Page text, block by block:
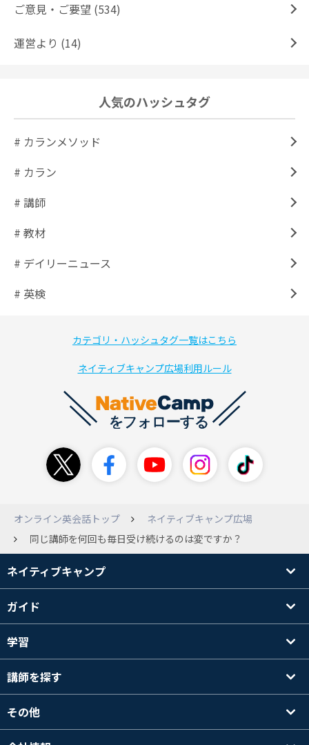
ご意見・ご要望 (534)
運営より (14)
人気のハッシュタグ
# カランメソッド
# カラン
# 講師
# 教材
# デイリーニュース
# 英検
カテゴリ・ハッシュタグ一覧はこちら
ネイティブキャンプ広場利用ルール
オンライン英会話トップ
ネイティブキャンプ広場
同じ講師を何回も毎日受け続けるのは変ですか？
ネイティブキャンプ
ガイド
学習
講師を探す
その他